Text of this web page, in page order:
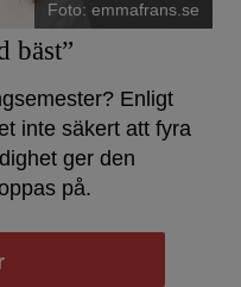
Foto: emmafrans.se
bäst”
Enligt
inte säkert att fyra
ger den
på.